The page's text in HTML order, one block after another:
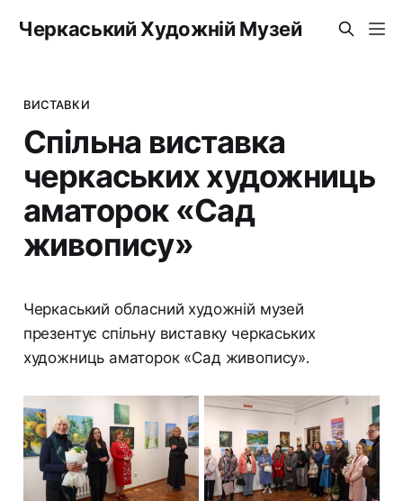
Черкаський Художній Музей
ВИСТАВКИ
Спільна виставка
черкаських художниць
аматорок «Сад
живопису»
Черкаський обласний художній музей
презентує спільну виставку черкаських
художниць аматорок «Сад живопису».